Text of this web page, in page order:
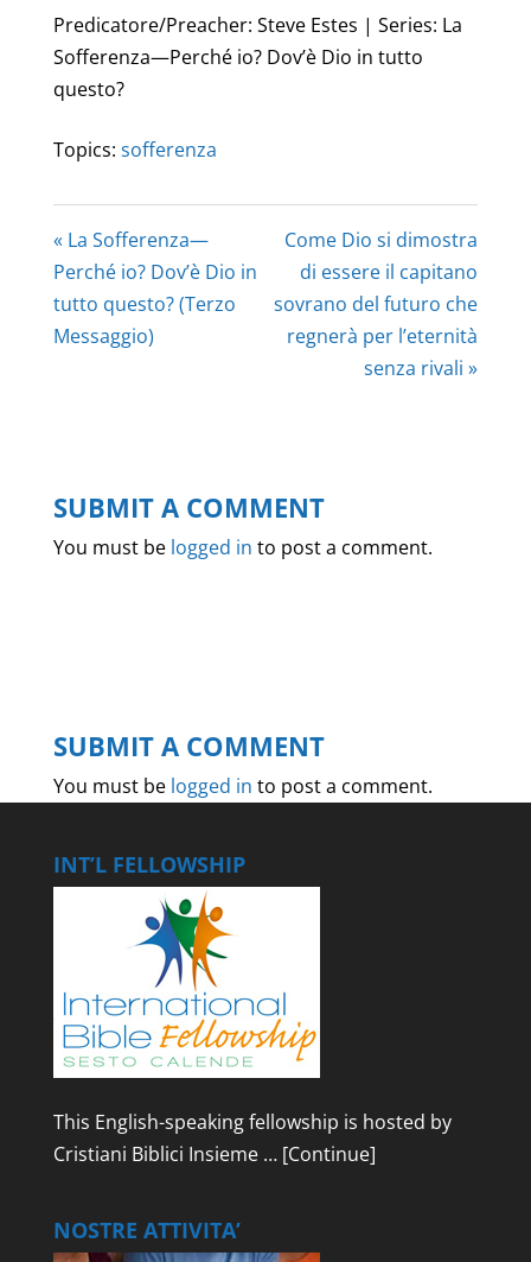
Predicatore/Preacher: Steve Estes | Series: La
Sofferenza—Perché io? Dov’è Dio in tutto
questo?
Topics: sofferenza
« La Sofferenza—
Perché io? Dov’è Dio in
tutto questo? (Terzo
Messaggio)
Come Dio si dimostra
di essere il capitano
sovrano del futuro che
regnerà per l’eternità
senza rivali »
SUBMIT A COMMENT
You must be logged in to post a comment.
SUBMIT A COMMENT
You must be logged in to post a comment.
INT’L FELLOWSHIP
This English-speaking fellowship is hosted by
Cristiani Biblici Insieme … [Continue]
NOSTRE ATTIVITA’